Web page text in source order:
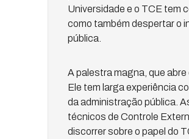
Universidade e o TCE tem
como também despertar o
pública.
A palestra magna, que
Ele tem larga experiência
da administração pública.
técnicos de Controle
discorrer sobre o papel do